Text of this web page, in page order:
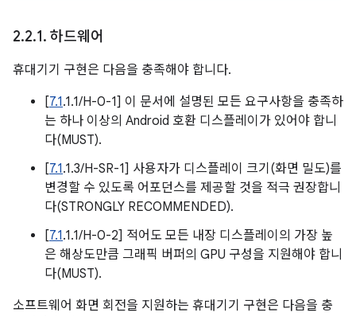
2.2.1. 하드웨어
휴대기기 구현은 다음을 충족해야 합니다.
[7.1.1.1/H-0-1] 이 문서에 설명된 모든 요구사항을 충족하
는 하나 이상의 Android 호환 디스플레이가 있어야 합니
다(MUST).
[7.1.1.3/H-SR-1] 사용자가 디스플레이 크기(화면 밀도)를
변경할 수 있도록 어포던스를 제공할 것을 적극 권장합니
다(STRONGLY RECOMMENDED).
[7.1.1.1/H-0-2] 적어도 모든 내장 디스플레이의 가장 높
은 해상도만큼 그래픽 버퍼의 GPU 구성을 지원해야 합니
다(MUST).
소프트웨어 화면 회전을 지원하는 휴대기기 구현은 다음을 충